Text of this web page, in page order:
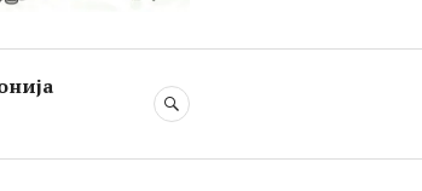
SEARCH